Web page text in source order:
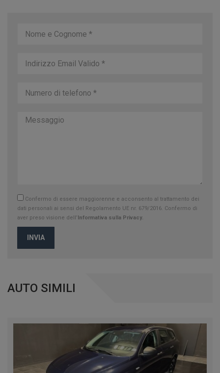
Confermo di essere maggiorenne e acconsento al trattamento dei
dati personali ai sensi del Regolamento UE nr. 679/2016. Confermo di
aver preso visione dell’ Informativa sulla Privacy.
INVIA
AUTO SIMILI